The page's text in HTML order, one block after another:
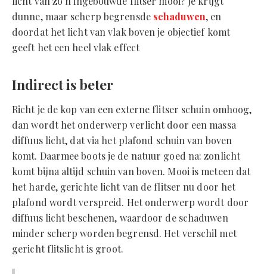
dunne, maar scherp begrensde schaduwen, en
doordat het licht van vlak boven je objectief komt
geeft het een heel vlak effect
Indirect is beter
Richt je de kop van een externe flitser schuin omhoog,
dan wordt het onderwerp verlicht door een massa
diffuus licht, dat via het plafond schuin van boven
komt. Daarmee boots je de natuur goed na: zonlicht
komt bijna altijd schuin van boven. Mooi is meteen dat
het harde, gerichte licht van de flitser nu door het
plafond wordt verspreid. Het onderwerp wordt door
diffuus licht beschenen, waardoor de schaduwen
minder scherp worden begrensd. Het verschil met
gericht flitslicht is groot.